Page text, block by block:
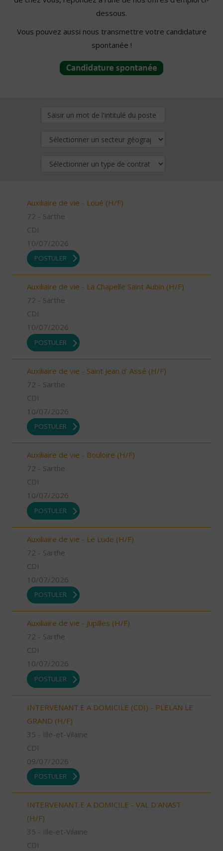
dessous.
Vous pouvez aussi nous transmettre votre candidature
spontanée !
Auxiliaire de vie - Loué (H/F)
72 - Sarthe
CDI
10/07/2026
POSTULER
Auxiliaire de vie - La Chapelle Saint Aubin (H/F)
72 - Sarthe
CDI
10/07/2026
POSTULER
Auxiliaire de vie - Saint Jean d' Assé (H/F)
72 - Sarthe
CDI
10/07/2026
POSTULER
Auxiliaire de vie - Bouloire (H/F)
72 - Sarthe
CDI
10/07/2026
POSTULER
Auxiliaire de vie - Le Lude (H/F)
72 - Sarthe
CDI
10/07/2026
POSTULER
Auxiliaire de vie - Jupilles (H/F)
72 - Sarthe
CDI
10/07/2026
POSTULER
INTERVENANT.E A DOMICILE (CDI) - PLELAN LE
GRAND (H/F)
35 - Ille-et-Vilaine
CDI
09/07/2026
POSTULER
INTERVENANT.E A DOMICILE - VAL D'ANAST
(H/F)
35 - Ille-et-Vilaine
CDI